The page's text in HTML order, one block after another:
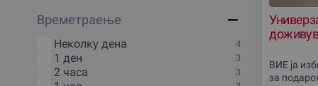
За наjдобрата забава 🎉 2
Спорт и Фитнес 2
Зимски доживувања 1
Масажи и SPA 1
Времетраење
Неколку дена 4
1 ден 3
2 часа 3
ВИЕ ја
за